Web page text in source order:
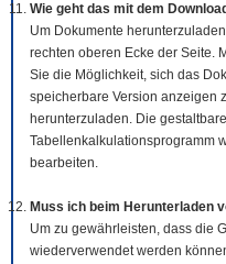
Wie geht das mit dem Download
Um Dokumente
rechten oberen Ecke der Seite.
Sie die Möglichkeit, sich das
speicherbare Version anzeigen
herunterzuladen. Die
Tabellenkalkulationsprogramm
bearbeiten.
Muss ich beim Herunterladen
Um zu gewährleisten, dass die
wiederverwendet werden